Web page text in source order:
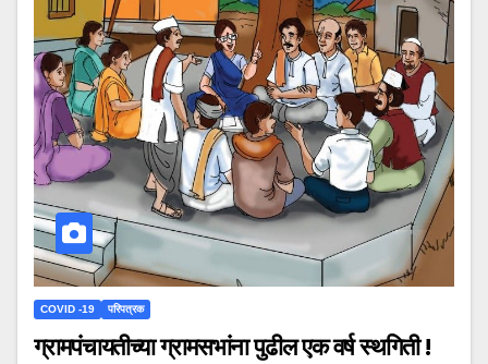
COVID -19 परिपत्रक
ग्रामपंचायतीच्या ग्रामसभांना पुढील एक वर्ष स्थगिती !